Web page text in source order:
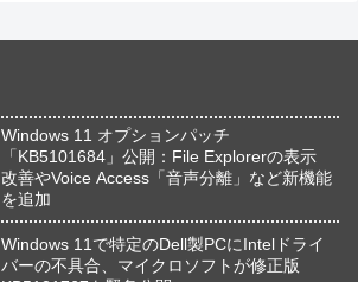
Windows 11 オプションパッチ
「KB5101684」公開：File Explorerの表示
改善やVoice Access「音声分離」など新機能
を追加
Windows 11で特定のDell製PCにIntelドライ
バーの不具合、マイクロソフトが修正版